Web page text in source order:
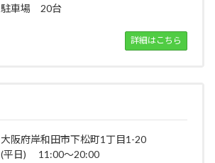
駐車場 20台
詳細はこちら
大阪府岸和田市下松町1丁目1-20
(平日) 11:00～20:00